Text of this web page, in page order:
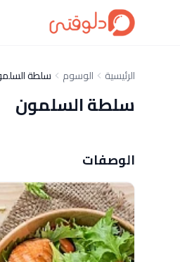
الرئيسية الوسوم سلطة
سلطة السلمون
الوصفات